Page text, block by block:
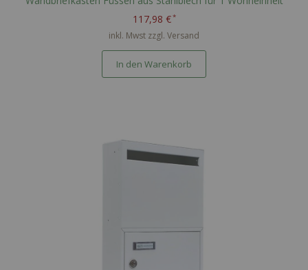
117,98 €
inkl. Mwst zzgl. Versand
In den Warenkorb